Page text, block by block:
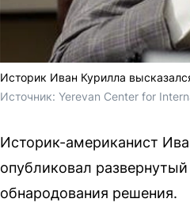
Историк Иван Курилла
Источник: Yerevan Center for
Историк-американист
опубликовал
обнародования решения.